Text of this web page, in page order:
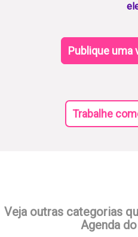
Publique uma
Trabalhe
Veja outras categorias
Agenda